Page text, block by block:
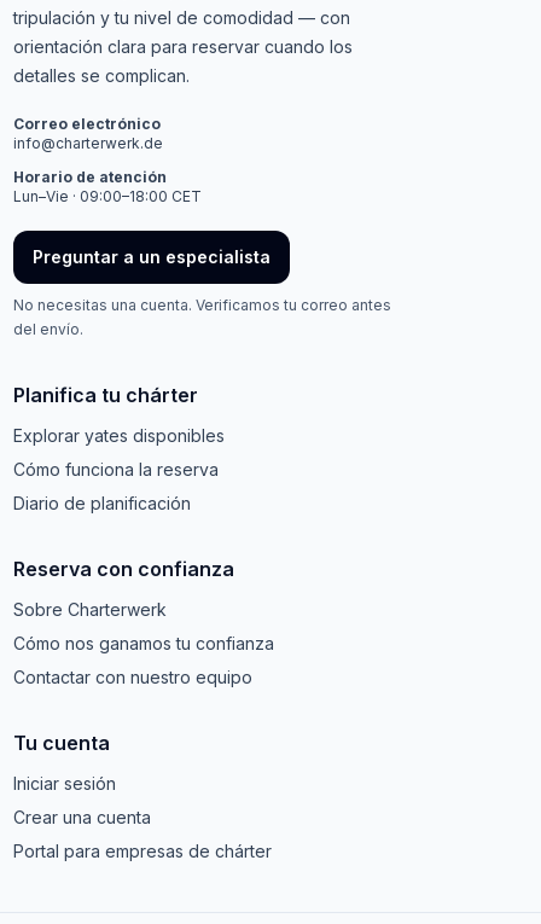
tripulación y tu nivel de comodidad — con
orientación clara para reservar cuando los
detalles se complican.
Correo electrónico
info@charterwerk.de
Horario de atención
Lun–Vie · 09:00–18:00 CET
Preguntar a un especialista
No necesitas una cuenta. Verificamos tu correo antes
del envío.
Planifica tu chárter
Explorar yates disponibles
Cómo funciona la reserva
Diario de planificación
Reserva con confianza
Sobre Charterwerk
Cómo nos ganamos tu confianza
Contactar con nuestro equipo
Tu cuenta
Iniciar sesión
Crear una cuenta
Portal para empresas de chárter